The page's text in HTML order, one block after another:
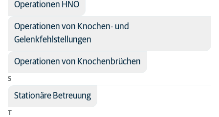
Operationen HNO
Operationen von Knochen- und
Gelenkfehlstellungen
Operationen von Knochenbrüchen
S
Stationäre Betreuung
T